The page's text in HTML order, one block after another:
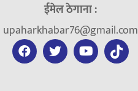
ईमेल ठेगाना :
upaharkhabar76@gmail.com